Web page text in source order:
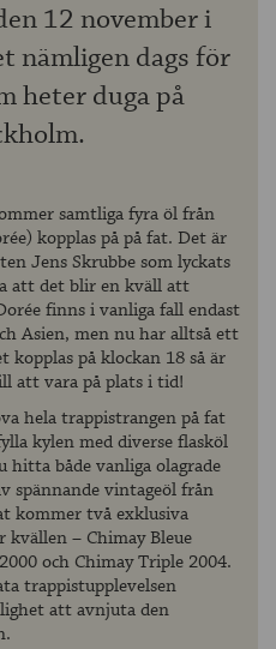
12 november i
nämligen dags för
heter duga på
samtliga fyra öl från
kopplas på på fat. Det är
Jens Skrubbe som lyckats
att det blir en kväll att
finns i vanliga fall endast
Asien, men nu har alltså ett
på klockan 18 så är
att vara på plats i tid!
hela trappistrangen på fat
kylen med diverse flasköl
både vanliga olagrade
spännande vintageöl från
kommer två exklusiva
kvällen – Chimay Bleue
och Chimay Triple 2004.
trappistupplevelsen
att avnjuta den